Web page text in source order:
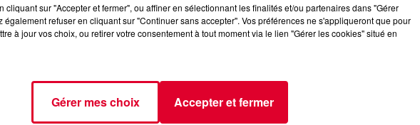
pour plus d'informations. MIX : TONY JAY
cliquant sur "Accepter et fermer", ou affiner en sélectionnant les finalités et/ou partenaires dans "Gérer
également refuser en cliquant sur "Continuer sans accepter". Vos préférences ne s'appliqueront que pour
à jour vos choix, ou retirer votre consentement à tout moment via le lien "Gérer les cookies" situé en
Gérer mes choix Accepter et fermer